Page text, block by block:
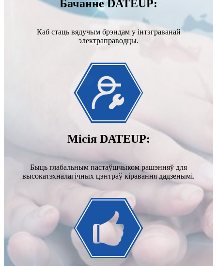
Бачанне DATEUP:
Каб стаць вядучым брэндам у інтэграванай
электраправодцы.
Місія DATEUP:
Быць глабальным пастаўшчыком рашэнняў для
высокатэхналагічных цэнтраў кіравання дадзенымі.